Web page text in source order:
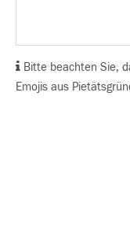
Bitte beachten Sie,
Emojis aus